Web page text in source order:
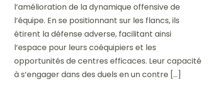
l’amélioration de la dynamique offensive de
l’équipe. En se positionnant sur les flancs, ils
étirent la défense adverse, facilitant ainsi
l’espace pour leurs coéquipiers et les
opportunités de centres efficaces. Leur capacité
à s’engager dans des duels en un contre […]